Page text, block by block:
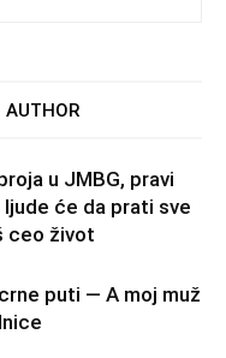
AUTHOR
u JMBG, pravi
će da prati sve
ceo život
puti — A moj muž